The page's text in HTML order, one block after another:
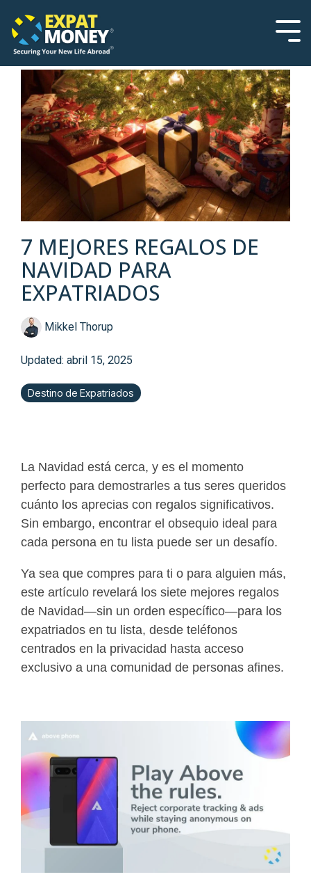
note:
This
website
accessibility
system.
the
main
7 MEJORES REGALOS DE
NAVIDAD PARA
EXPATRIADOS
Mikkel Thorup
Updated: abril 15, 2025
Destino de Expatriados
La Navidad está cerca, y es el momento
perfecto para demostrarles a tus seres queridos
cuánto los aprecias con regalos significativos.
Sin embargo, encontrar el obsequio ideal para
cada persona en tu lista puede ser un desafío.
Ya sea que compres para ti o para alguien más,
este artículo revelará los siete mejores regalos
de Navidad—sin un orden específico—para los
expatriados en tu lista, desde teléfonos
centrados en la privacidad hasta acceso
exclusivo a una comunidad de personas afines.